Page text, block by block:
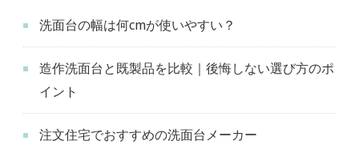
洗面台の幅は何cmが使いやすい？
造作洗面台と既製品を比較｜後悔しない選び方のポ
イント
注文住宅でおすすめの洗面台メーカー